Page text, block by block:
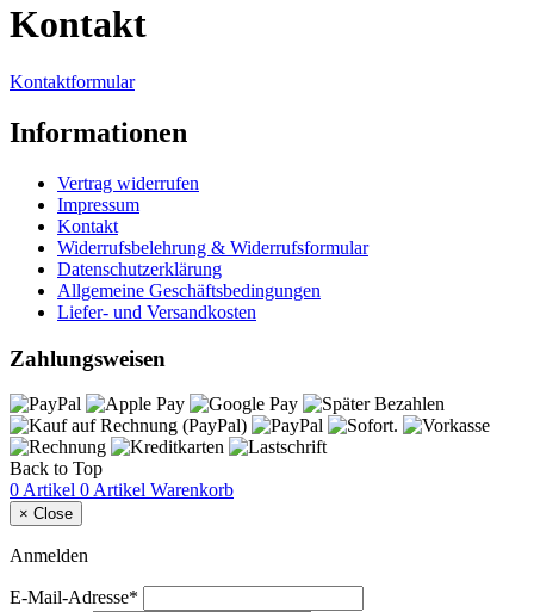
Kontakt
Kontaktformular
Informationen
Vertrag widerrufen
Impressum
Kontakt
Widerrufsbelehrung & Widerrufsformular
Datenschutzerklärung
Allgemeine Geschäftsbedingungen
Liefer- und Versandkosten
Zahlungsweisen
Back to Top
0 Artikel 0 Artikel Warenkorb
× Close
Anmelden
E-Mail-Adresse*